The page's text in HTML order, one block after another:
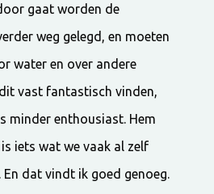
gaat worden de
weg gelegd, en moeten
water en over andere
vast fantastisch vinden,
minder enthousiast. Hem
iets wat we vaak al zelf
En dat vindt ik goed genoeg.